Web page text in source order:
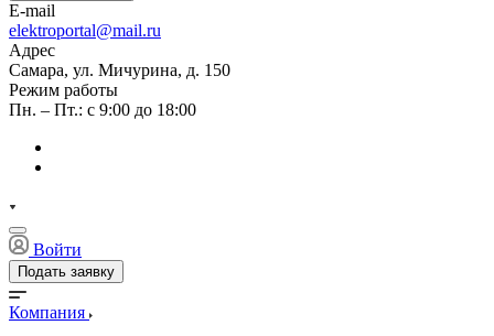
E-mail
elektroportal@mail.ru
Адрес
Самара, ул. Мичурина, д. 150
Режим работы
Пн. – Пт.: с 9:00 до 18:00
Войти
Подать заявку
Компания